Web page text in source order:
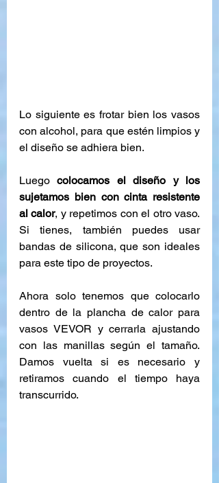
Lo siguiente es frotar bien los vasos
con alcohol, para que estén limpios y
el diseño se adhiera bien.
Luego colocamos el diseño y los
sujetamos bien con cinta resistente
al calor, y repetimos con el otro vaso.
Si tienes, también puedes usar
bandas de silicona, que son ideales
para este tipo de proyectos.
Ahora solo tenemos que colocarlo
dentro de la plancha de calor para
vasos VEVOR y cerrarla ajustando
con las manillas según el tamaño.
Damos vuelta si es necesario y
retiramos cuando el tiempo haya
transcurrido.